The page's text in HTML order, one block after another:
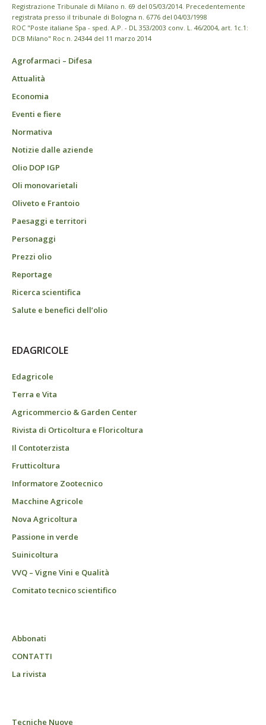
Registrazione Tribunale di Milano n. 69 del 05/03/2014. Precedentemente
registrata presso il tribunale di Bologna n. 6776 del 04/03/1998
ROC "Poste italiane Spa - sped. A.P. - DL 353/2003 conv. L. 46/2004, art. 1c.1:
DCB Milano" Roc n. 24344 del 11 marzo 2014
Agrofarmaci – Difesa
Attualità
Economia
Eventi e fiere
Normativa
Notizie dalle aziende
Olio DOP IGP
Oli monovarietali
Oliveto e Frantoio
Paesaggi e territori
Personaggi
Prezzi olio
Reportage
Ricerca scientifica
Salute e benefici dell’olio
EDAGRICOLE
Edagricole
Terra e Vita
Agricommercio & Garden Center
Rivista di Orticoltura e Floricoltura
Il Contoterzista
Frutticoltura
Informatore Zootecnico
Macchine Agricole
Nova Agricoltura
Passione in verde
Suinicoltura
VVQ – Vigne Vini e Qualità
Comitato tecnico scientifico
Abbonati
CONTATTI
La rivista
Tecniche Nuove